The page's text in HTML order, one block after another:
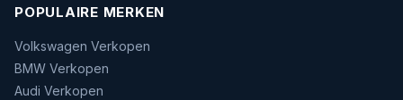
POPULAIRE MERKEN
Volkswagen Verkopen
BMW Verkopen
Audi Verkopen